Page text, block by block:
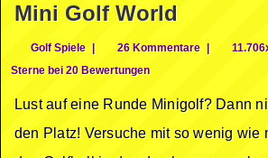
Mini Golf World
Golf Spiele | 26 Kommentare |
Sterne bei 20 Bewertungen
Lust auf eine Runde Minigolf? Dann
den Platz! Versuche mit so wenig wie